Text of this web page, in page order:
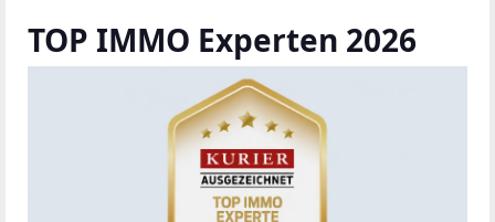
TOP IMMO Experten 2026